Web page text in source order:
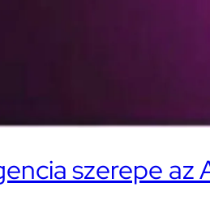
szerepe az